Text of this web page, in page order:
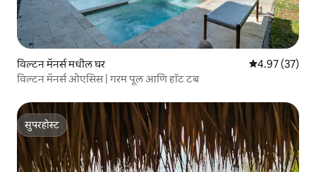
विल्टन मॅनर्स मधील घर 5 पैकी 4.97
4.97 (37)
विल्टन मॅनर्स ओएसिस | गरम पूल आणि हॉट टब
सुपरहोस्ट
सुपरहोस्ट